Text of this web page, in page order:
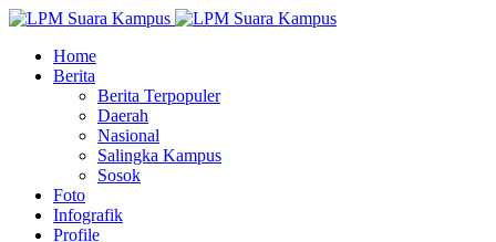
Home
Berita
Berita Terpopuler
Daerah
Nasional
Salingka Kampus
Sosok
Foto
Infografik
Profile